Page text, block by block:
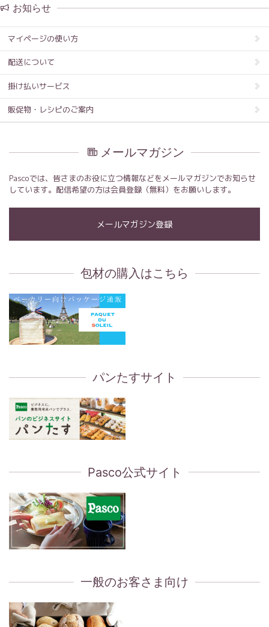
お知らせ
マイページの使い方
配送について
掛け払いサービス
販促物・レシピのご案内
メールマガジン
Pascoでは、皆さまのお役に立つ情報などをメールマガジンでお知らせ
しています。配信希望の方は会員登録（無料）をお願いします。
メールマガジン登録
包材の購入はこちら
パンたすサイト
Pasco公式サイト
一般のお客さま向け